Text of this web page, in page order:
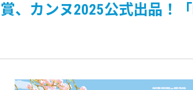
、カンヌ2025公式出品！